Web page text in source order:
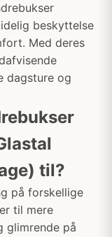
beskyttelse
Med deres
dagsture og
til?
på forskellige
til mere
glimrende på